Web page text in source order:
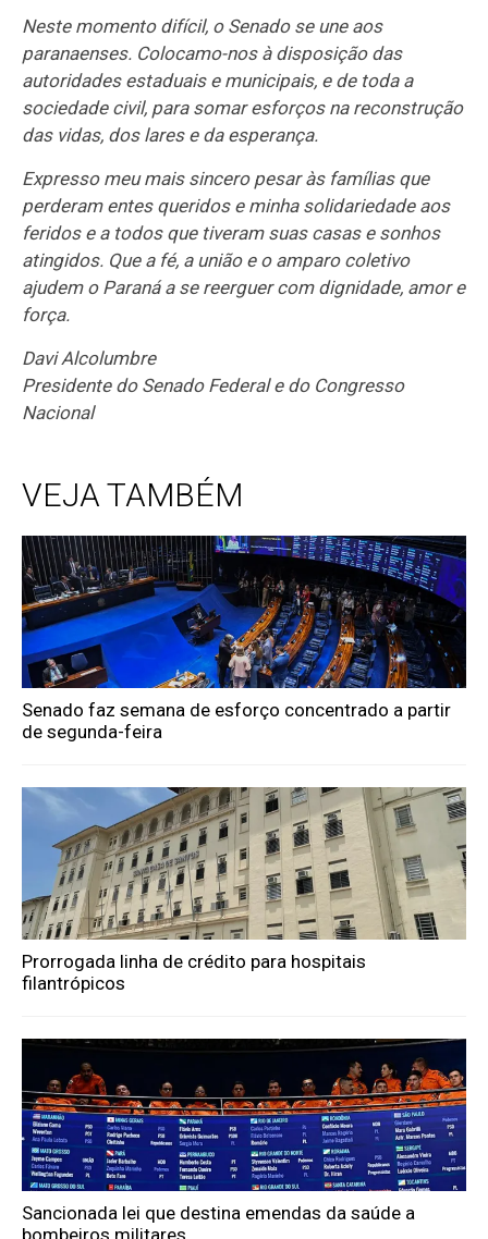
Neste momento difícil, o Senado se une aos
paranaenses. Colocamo-nos à disposição das
autoridades estaduais e municipais, e de toda a
sociedade civil, para somar esforços na reconstrução
das vidas, dos lares e da esperança.
Expresso meu mais sincero pesar às famílias que
perderam entes queridos e minha solidariedade aos
feridos e a todos que tiveram suas casas e sonhos
atingidos. Que a fé, a união e o amparo coletivo
ajudem o Paraná a se reerguer com dignidade, amor e
força.
Davi Alcolumbre
Presidente do Senado Federal e do Congresso
Nacional
VEJA TAMBÉM
Senado faz semana de esforço concentrado a partir
de segunda-feira
Prorrogada linha de crédito para hospitais
filantrópicos
Sancionada lei que destina emendas da saúde a
bombeiros militares